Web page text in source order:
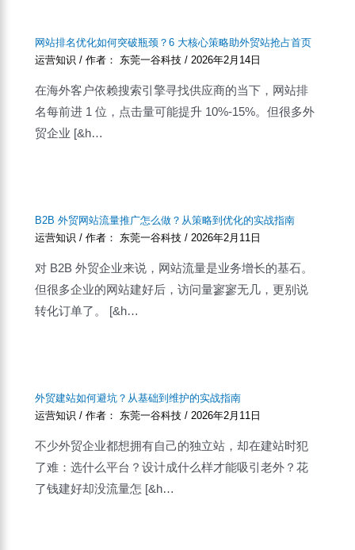
网站排名优化如何突破瓶颈？6 大核心策略助外贸站抢占首页
运营知识 / 作者： 东莞一谷科技/2026年2月14日
在海外客户依赖搜索引擎寻找供应商的当下，网站排
名每前进 1 位，点击量可能提升 10%-15%。但很多外
贸企业 [&h…
B2B 外贸网站流量推广怎么做？从策略到优化的实战指南
运营知识 / 作者： 东莞一谷科技/2026年2月11日
对 B2B 外贸企业来说，网站流量是业务增长的基石。
但很多企业的网站建好后，访问量寥寥无几，更别说
转化订单了。 [&h…
外贸建站如何避坑？从基础到维护的实战指南
运营知识 / 作者： 东莞一谷科技/ 2026年2月11日
不少外贸企业都想拥有自己的独立站，却在建站时犯
了难：选什么平台？设计成什么样才能吸引老外？花
了钱建好却没流量怎 [&h…